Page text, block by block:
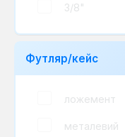
3/8"
Футляр/кейс
ложемент
металевий